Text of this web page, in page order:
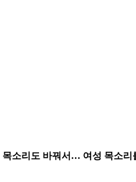
목소리도 바꿔서… 여성 목소리